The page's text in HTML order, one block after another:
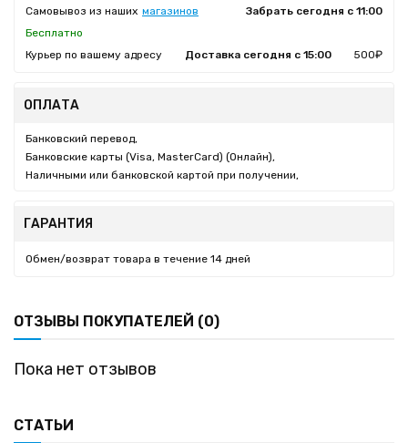
Самовывоз из наших магазинов
Забрать сегодня с 11:00
Бесплатно
Курьер по вашему адресу
Доставка сегодня с 15:00 500₽
ОПЛАТА
Банковский перевод,
Банковские карты (Visa, MasterCard) (Онлайн),
Наличными или банковской картой при получении,
ГАРАНТИЯ
Обмен/возврат товара в течение 14 дней
ОТЗЫВЫ ПОКУПАТЕЛЕЙ (0)
Пока нет отзывов
СТАТЬИ